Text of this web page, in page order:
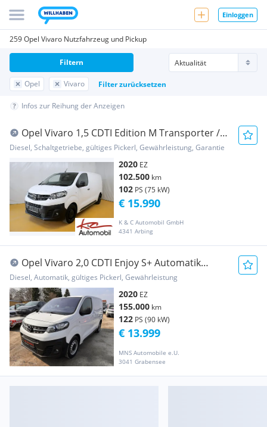
Einloggen
259 Opel Vivaro Nutzfahrzeug und Pickup
Opel Vivaro Filter zurücksetzen
Filtern
Infos zur Reihung der Anzeigen
Opel Vivaro 1,5 CDTI Edition M Transporter /
Kastenwagen
Diesel, Schaltgetriebe, gültiges Pickerl, Gewährleistung, Garantie
2020 EZ
102.500 km
102 PS (75 kW)
K & C Automobil GmbH
4341 Arbing
€ 15.990
Opel Vivaro 2,0 CDTI Enjoy S+ Automatik
Kamera Navig... Transporter / Kastenwagen
Diesel, Automatik, gültiges Pickerl, Gewährleistung
2020 EZ
155.000 km
122 PS (90 kW)
MNS Automobile e.U.
3041 Grabensee
€ 13.999